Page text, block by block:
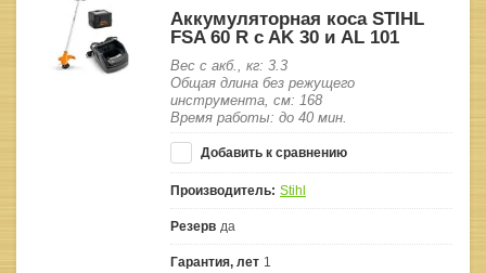
Аккумуляторная коса STIHL
FSA 60 R c AK 30 и AL 101
Вес с акб., кг: 3.3
Общая длина без режущего
инструмента, см: 168
Время работы: до 40 мин.
Добавить к сравнению
Производитель: Stihl
Резерв да
Гарантия, лет 1